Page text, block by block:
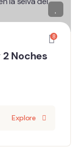
8
Noches
Explore